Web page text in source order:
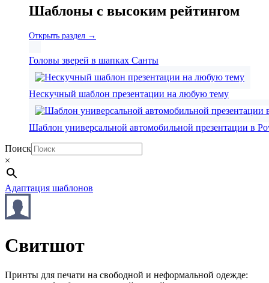
Шаблоны с высоким рейтингом
Открыть раздел →
Головы зверей в шапках Санты
Нескучный шаблон презентации на любую тему
Шаблон универсальной автомобильной презентации в
Поиск
×
Адаптация шаблонов
Свитшот
Принты для печати на свободной и неформальной одежде: